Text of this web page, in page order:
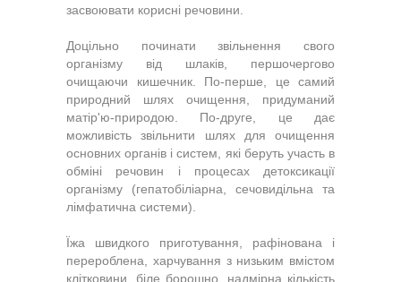
засвоювати корисні речовини.
Доцільно починати звільнення свого
організму від шлаків, першочергово
очищаючи кишечник. По-перше, це самий
природний шлях очищення, придуманий
матір'ю-природою. По-друге, це дає
можливість звільнити шлях для очищення
основних органів і систем, які беруть участь в
обміні речовин і процесах детоксикації
організму (гепатобіліарна, сечовидільна та
лімфатична системи).
Їжа швидкого приготування, рафінована і
перероблена, харчування з низьким вмістом
клітковини, біле борошно, надмірна кількість